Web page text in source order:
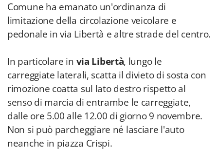
Comune ha emanato un'ordinanza di
limitazione della circolazione veicolare e
pedonale in via Libertà e altre strade del centro.
In particolare in via Libertà, lungo le
carreggiate laterali, scatta il divieto di sosta con
rimozione coatta sul lato destro rispetto al
senso di marcia di entrambe le carreggiate,
dalle ore 5.00 alle 12.00 di giorno 9 novembre.
Non si può parcheggiare né lasciare l'auto
neanche in piazza Crispi.